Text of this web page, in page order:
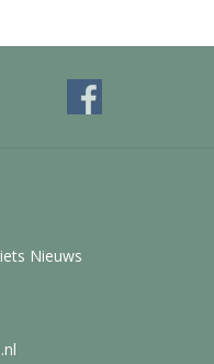
Nieuws